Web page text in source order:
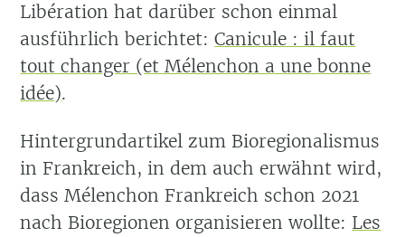
Libération hat darüber schon einmal
ausführlich berichtet:Canicule : il faut
tout changer (et Mélenchon a une bonne
idée).
Hintergrundartikel zum Bioregionalismus
in Frankreich, in dem auch erwähnt wird,
dass Mélenchon Frankreich schon 2021
nach Bioregionen organisieren wollte: Les